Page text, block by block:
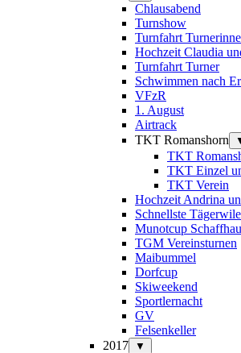
Chlausabend
Turnshow
Turnfahrt
Hochzeit Claudia
Turnfahrt Turner
Schwimmen nach
VFzR
1. August
Airtrack
TKT Romanshorn
TKT
TKT Einzel
TKT Verein
Hochzeit Andrina
Schnellste
Munotcup
TGM Vereinsturnen
Maibummel
Dorfcup
Skiweekend
Sportlernacht
GV
Felsenkeller
2017
▼